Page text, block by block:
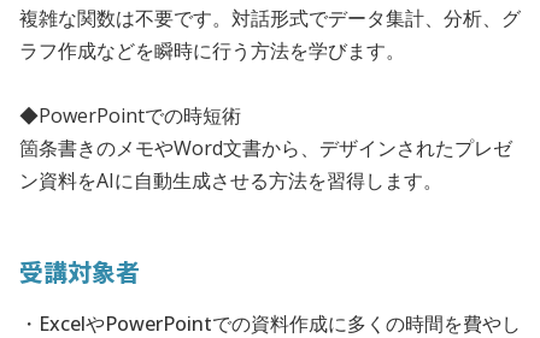
複雑な関数は不要です。対話形式でデータ集計、分析、グ
ラフ作成などを瞬時に行う方法を学びます。
◆PowerPointでの時短術
箇条書きのメモやWord文書から、デザインされたプレゼ
ン資料をAIに自動生成させる方法を習得します。
受講対象者
・ExcelやPowerPointでの資料作成に多くの時間を費やし